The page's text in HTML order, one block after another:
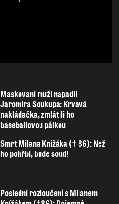
Maskovaní muži napadli
Jaromíra Soukupa: Krvavá
nakládačka, zmlátili ho
baseballovou pálkou
Smrt Milana Knížáka († 86): Než
ho pohřbí, bude soud!
Poslední rozloučení s Milanem